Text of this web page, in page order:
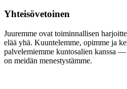
Yhteisövetoinen
Juuremme ovat toiminnallisen
elää yhä. Kuuntelemme, opimme ja
palvelemiemme kuntosalien kanssa —
on meidän menestystämme.